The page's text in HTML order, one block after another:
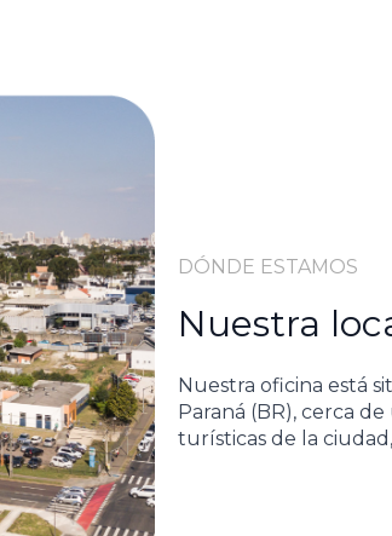
DÓNDE ESTAMOS
Nuestra
Nuestra oficina está
Paraná (BR), cerca
turísticas de la